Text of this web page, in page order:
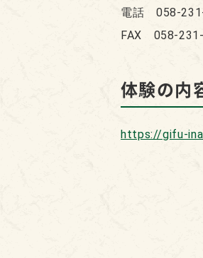
電話 058-
FAX 058-
体験の内
https://gifu-